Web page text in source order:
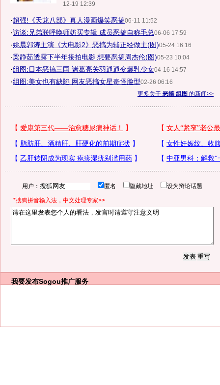
12-19 12:39
·超强!《天龙八部》真人漫画爆笑恶搞06-11 11:52
·访谈:兄弟联呼唤师奶买专辑 成员恶搞自称毛总06-06 17:59
·姚晨郭涛主演《大电影2》恶搞为辅正经做主(图)05-24 16:16
·梁静茹透露下半年接拍电影 想要恶搞周杰伦(图)05-23 10:04
·组图:日本恶搞三国 诸葛亮关羽通通变爆乳少女04-16 14:57
·组图:美女也有缺陷 网友恶搞女星奇怪脸型02-26 06:16
更多关于 恶搞 组图 的新闻>>
用户： 匿名 隐藏地址 设为辩论话题
*搜狗拼音输入法，中文处理专家>>
我要发布Sogou推广服务